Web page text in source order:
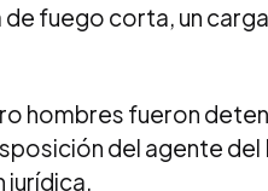
fuego corta, un
hombres fueron
del agente del
jurídica.